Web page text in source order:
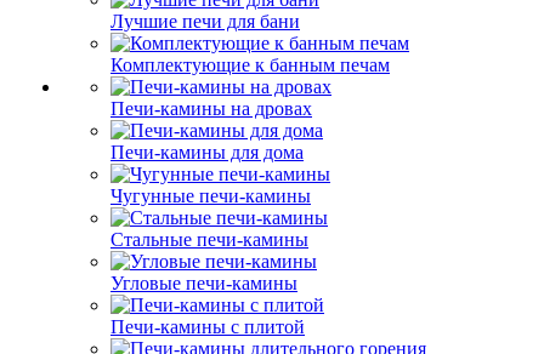
Лучшие печи для бани
Комплектующие к банным печам
Печи-камины на дровах
Печи-камины для дома
Чугунные печи-камины
Стальные печи-камины
Угловые печи-камины
Печи-камины с плитой